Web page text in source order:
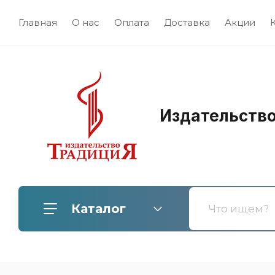
Главная О нас Оплата Доставка Акции
Каталог